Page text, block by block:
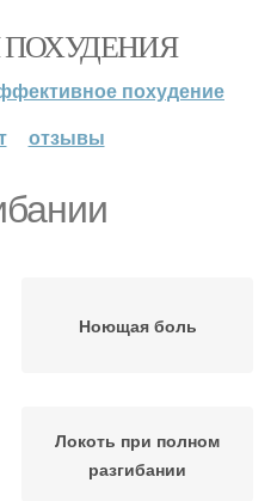
похудение
отзывы
Ноющая боль
Локоть при полном
разгибании